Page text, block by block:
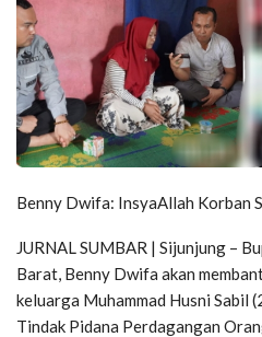
Benny Dwifa: InsyaAllah Korban
JURNAL SUMBAR | Sijunjung –
Barat, Benny Dwifa akan
keluarga Muhammad Husni Sabil
Tindak Pidana Perdagangan